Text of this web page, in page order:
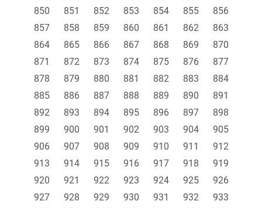
850
851 852 853 854 855
856
857
858 859 860 861 862
863
864
865 866 867 868 869
870
871
872 873 874 875 876
877
878
879 880 881 882 883
884
885
886 887 888 889 890
891
892
893 894 895 896 897
898
899
900 901 902 903 904
905
906
907 908 909 910 911
912
913
914 915 916 917 918
919
920
921 922 923 924 925
926
927
928 929 930 931 932
933